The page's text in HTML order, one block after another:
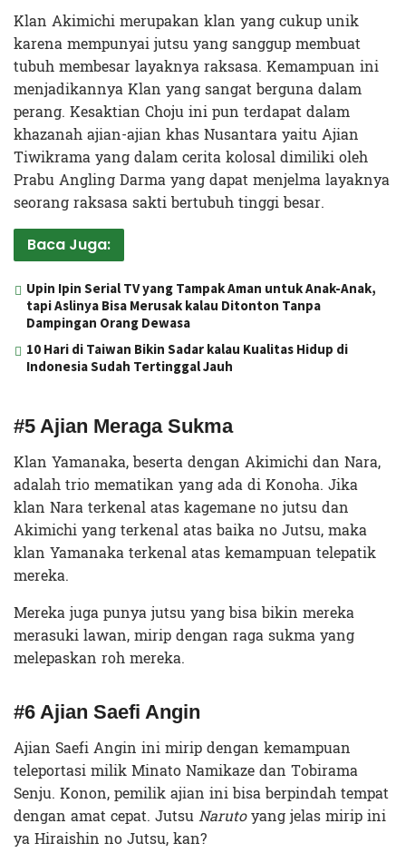
Klan Akimichi merupakan klan yang cukup unik
karena mempunyai jutsu yang sanggup membuat
tubuh membesar layaknya raksasa. Kemampuan ini
menjadikannya Klan yang sangat berguna dalam
perang. Kesaktian Choju ini pun terdapat dalam
khazanah ajian-ajian khas Nusantara yaitu Ajian
Tiwikrama yang dalam cerita kolosal dimiliki oleh
Prabu Angling Darma yang dapat menjelma layaknya
seorang raksasa sakti bertubuh tinggi besar.
Baca Juga:
Upin Ipin Serial TV yang Tampak Aman untuk Anak-Anak,
tapi Aslinya Bisa Merusak kalau Ditonton Tanpa
Dampingan Orang Dewasa
10 Hari di Taiwan Bikin Sadar kalau Kualitas Hidup di
Indonesia Sudah Tertinggal Jauh
#5 Ajian Meraga Sukma
Klan Yamanaka, beserta dengan Akimichi dan Nara,
adalah trio mematikan yang ada di Konoha. Jika
klan Nara terkenal atas kagemane no jutsu dan
Akimichi yang terkenal atas baika no Jutsu, maka
klan Yamanaka terkenal atas kemampuan telepatik
mereka.
Mereka juga punya jutsu yang bisa bikin mereka
merasuki lawan, mirip dengan raga sukma yang
melepaskan roh mereka.
#6 Ajian Saefi Angin
Ajian Saefi Angin ini mirip dengan kemampuan
teleportasi milik Minato Namikaze dan Tobirama
Senju. Konon, pemilik ajian ini bisa berpindah tempat
dengan amat cepat. JutsuNarutoyang jelas mirip ini
ya Hiraishin no Jutsu, kan?